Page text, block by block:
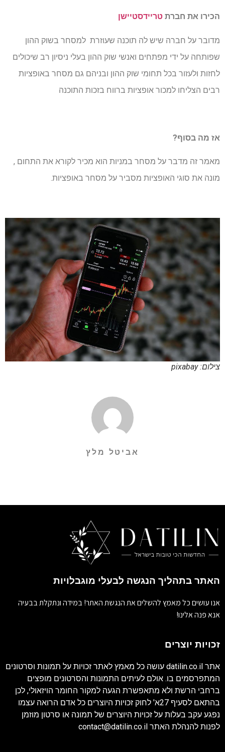
הכירו את חברת טריידסטיישן
מדובר על חברה שיש לה תוכנה שעוזרת למסחר בשוק ההון
שפותחה על ידי מפתחים ואנשי שוק ההון בעלי ניסיון רב שיכולים
לחזות ולעזור בכל תחומי שוק ההון ובניהם גם מסחר באופציות
רבים הצליחו למכור אופציות ברווח בזכות התוכנה
אז מה בסוף?
מאמר זה מדבר על מסחר במניות הוא מכיר לקורא את התחום ,
מונה את סוגי האופציות מסביר על מסחר באופציות.
צילום: pixabay
אביטל מלץ
האתר בתהליך הנגשה לבעלי מוגבלויות
אנו עושים כל מאמץ להשלים את הנגשת האתר! במידה ונתקלת בבעיה
אנא פנה אלינו!
זכויות יוצרים
אתר datilin.co.il עושה כל מאמץ לאתר זכויות על תמונות וסרטונים
המתפרסמים בו. אולם לעיתים התמונות והסרטונים מופצים
ברחבי הרשת ולא מתאפשרת הגעה למקור החומר הויזאולי, לכן
בהתאם לסעיף 27א' לחוק זכויות היוצרים כל אדם הרואה עצמו
נפגע עקב בעלות על זכויות היוצרים של תמונה או סרטון מוזמן
לפנות להנהלת האתר contact@datilin.co.il